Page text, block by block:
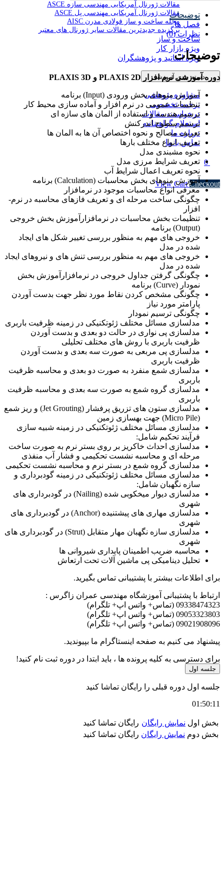
مقالات ژورنال آمریکایی مهندسی سازه ASCE
مقالات ژورنال آمریکایی مهندسی پل ASCE
مجله ساخت و ساز فولادی مدرن AISC
برگزیده جدیدترین مقالات سایر ژورنال های معتبر
ساخت و ساز
ویژه بازار کار
ویژه اساتید و پژوهشگران
دسته بندی آموزشی
مشاوره پژوهشی
ترجمه تخصصی
درخواست مقالات
استعلام گواهینامه
درباره ما
تماس با ما
0
Subtotal ۰ تومان
View CartCheckout
توضیحات
فصل ها
نظرات (0)
توضیحات
دوره آموزشی نرم­ افزار PLAXIS 2D و PLAXIS 3D
آموزش منوهای بخش ورودی (Input) برنامه
تنظیمات عمومی در نرم­ افزار و آماده­ سازی محیط کار
ترسیم هندسه و استفاده از المان ­های سازه ­ای
ترسیم سطوح اندرکنش
تعریف مصالح و نحوه اختصاص آن ­ها به المان ­ها
تعریف انواع مختلف بارها
نحوه مش­بندی مدل
تعریف شرایط مرزی مدل
نحوه تعریف اعمال شرایط آب
آموزش منوهای بخش محاسبات (Calculation) برنامه
معرفی انواع محاسبات موجود در نرم­افزار
چگونگی ساخت مرحله­ ای و تعریف فازهای محاسبه در نرم­
افزار
تنظیمات بخش محاسبات در نرم­افزار آموزش بخش خروجی
(Output) برنامه
خروجی ­های مهم به منظور بررسی تغییر شکل­ های ایجاد
شده در مدل
خروجی­ های مهم به منظور بررسی تنش ­های و نیروهای ایجاد
شده در مدل
چگونگی گرفتن جداول خروجی در نرم­افزار آموزش بخش
نمودار (Curve) برنامه
چگونگی مشخص کردن نقاط مورد نظر جهت بدست آوردن
پارامتر مورد نیاز
چگونگی ترسیم نمودار
مدل­سازی مسائل مختلف ژئوتکنیکی در زمینه ظرفیت باربری
مدل­سازی پی نواری در حالت دو بعدی و بدست آوردن
ظرفیت باربری با روش ­های مختلف تحلیلی
مدل­سازی پی مربعی به صورت سه بعدی و بدست آوردن
ظرفیت باربری
مدل­سازی شمع منفرد به صورت دو بعدی و محاسبه ظرفیت
باربری
مدل­سازی گروه شمع به صورت سه بعدی و محاسبه ظرفیت
باربری
مدل­سازی ستون­ های تزریق پرفشار (Jet Grouting) و ریز شمع
(Micro Pile) جهت بهسازی زمین
مدل­سازی مسائل مختلف ژئوتکنیکی در زمینه شبیه ­سازی
فرآیند تحکیم شامل:
مدل­سازی احداث خاکریز بر روی بستر نرم به صورت ساخت
مرحله ­ای و محاسبه نشست تحکیمی و فشار آب منفذی
مدل­سازی گروه شمع در بستر نرم و محاسبه نشست تحکیمی
مدل­سازی مسائل مختلف ژئوتکنیکی در زمینه گودبرداری و
سازه نگهبان شامل:
مدل­سازی دیوار میخکوبی شده (Nailing) در گودبرداری ­های
شهری
مدل­سازی مهاری ­های پیش­تنیده (Anchor) در گودبرداری­ های
شهری
مدل­سازی سازه نگهبان مهار متقابل (Strut) در گودبرداری­ های
شهری
محاسبه ضریب اطمینان پایداری شیروانی­ ها
تحلیل دینامیکی پی ماشین ­آلات تحت ارتعاش
برای اطلاعات بیشتر با پشتیبانی تماس بگیرید.
ارتباط با پشتیبانی آموزشگاه مهندسی عمران زاگرس :
09338474323 (تماس+ واتس اپ+ تلگرام)
09053323803 (تماس+ واتس اپ+ تلگرام)
09021908096 (تماس+ واتس اپ+ تلگرام)
پیشنهاد می کنیم به صفحه اینستاگرام ما بپیوندید.
برای دسترسی به کلیه پرونده ها ، باید ابتدا در دوره ثبت نام کنید!
جلسه اول
جلسه اول دوره قبلی را رایگان تماشا کنید
01:50:11
بخش اول نمایش رایگان رایگان تماشا کنید
بخش دوم نمایش رایگان رایگان تماشا کنید